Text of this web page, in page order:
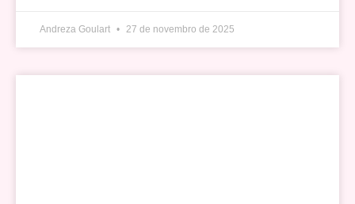
Andreza Goulart 27 de novembro de 2025